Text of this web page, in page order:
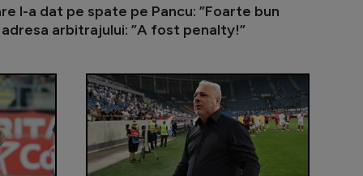
l-a dat pe spate pe Pancu: ”Foarte bun
arbitrajului: ”A fost penalty!”
în UTA - Rapid și ar putea lipsi 6 luni!
Surpriză: Ștefan Baiaram, propus la o echipă din
UTA -